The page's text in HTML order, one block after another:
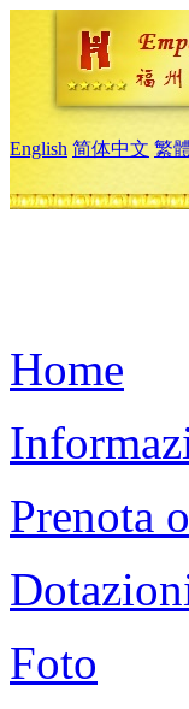
English 简体中文 繁
Home
Prenota
Foto